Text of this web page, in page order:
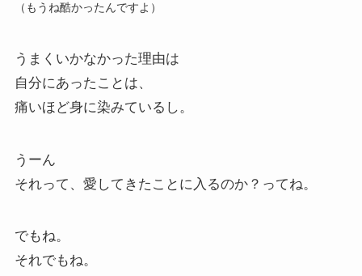
（もうね酷かったんですよ）
うまくいかなかった理由は
自分にあったことは、
痛いほど身に染みているし。
うーん
それって、愛してきたことに入るのか？ってね。
でもね。
それでもね。